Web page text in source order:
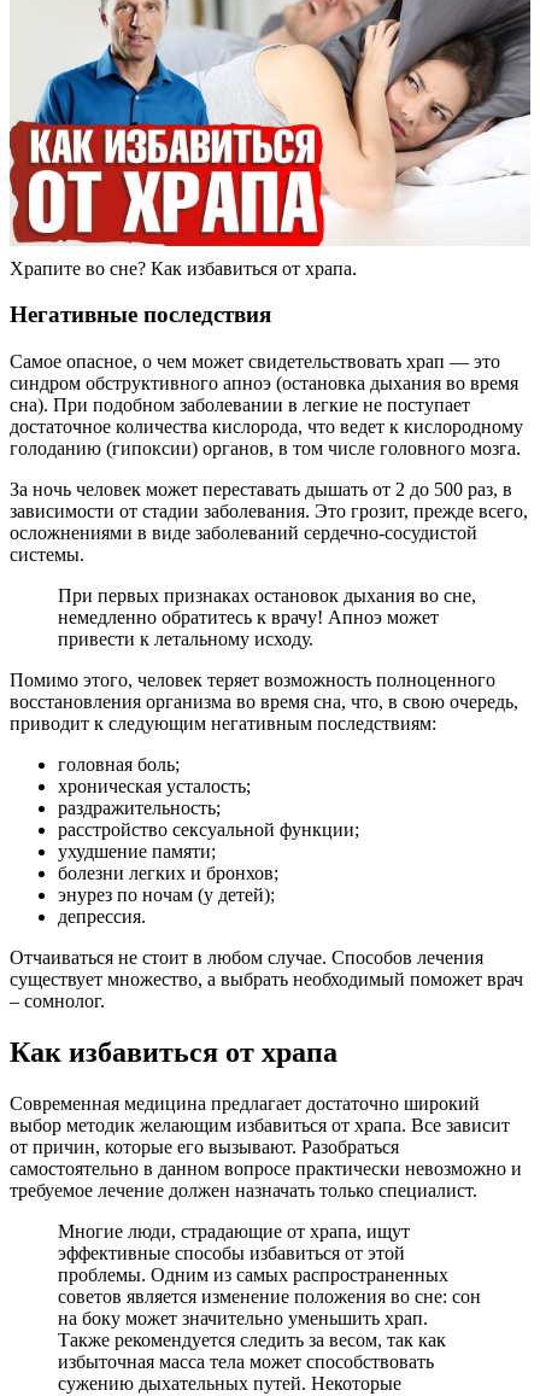
Храпите во сне? Как избавиться от храпа.
Негативные последствия
Самое опасное, о чем может свидетельствовать храп — это
синдром обструктивного апноэ (остановка дыхания во время
сна). При подобном заболевании в легкие не поступает
достаточное количества кислорода, что ведет к кислородному
голоданию (гипоксии) органов, в том числе головного мозга.
За ночь человек может переставать дышать от 2 до 500 раз, в
зависимости от стадии заболевания. Это грозит, прежде всего,
осложнениями в виде заболеваний сердечно-сосудистой
системы.
При первых признаках остановок дыхания во сне,
немедленно обратитесь к врачу! Апноэ может
привести к летальному исходу.
Помимо этого, человек теряет возможность полноценного
восстановления организма во время сна, что, в свою очередь,
приводит к следующим негативным последствиям:
головная боль;
хроническая усталость;
раздражительность;
расстройство сексуальной функции;
ухудшение памяти;
болезни легких и бронхов;
энурез по ночам (у детей);
депрессия.
Отчаиваться не стоит в любом случае. Способов лечения
существует множество, а выбрать необходимый поможет врач
– сомнолог.
Как избавиться от храпа
Современная медицина предлагает достаточно широкий
выбор методик желающим избавиться от храпа. Все зависит
от причин, которые его вызывают. Разобраться
самостоятельно в данном вопросе практически невозможно и
требуемое лечение должен назначать только специалист.
Многие люди, страдающие от храпа, ищут
эффективные способы избавиться от этой
проблемы. Одним из самых распространенных
советов является изменение положения во сне: сон
на боку может значительно уменьшить храп.
Также рекомендуется следить за весом, так как
избыточная масса тела может способствовать
сужению дыхательных путей. Некоторые